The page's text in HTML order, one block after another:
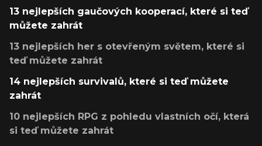
13 nejlepších gaučových kooperací, které si teď
můžete zahrát
13 nejlepších her s otevřeným světem, které si
teď můžete zahrát
14 nejlepších survivalů, které si teď můžete
zahrát
10 nejlepších RPG z pohledu vlastních očí, která
si teď můžete zahrát